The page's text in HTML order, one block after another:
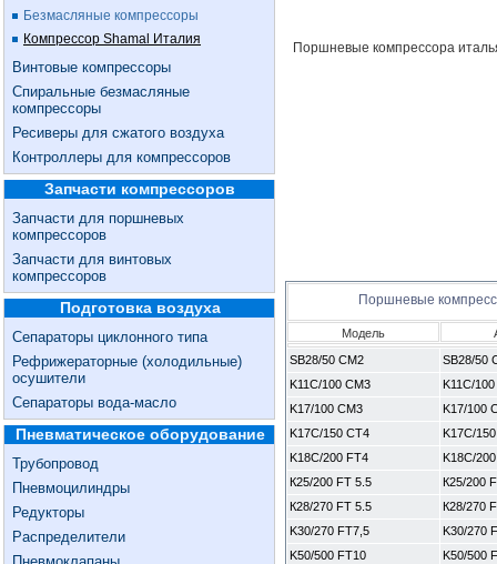
Безмасляные компрессоры
Компрессор Shamal Италия
Винтовые компрессоры
Спиральные безмасляные
компрессоры
Ресиверы для сжатого воздуха
Контроллеры для компрессоров
Запчасти компрессоров
Запчасти для поршневых
компрессоров
Запчасти для винтовых
компрессоров
Подготовка воздуха
Сепараторы циклонного типа
Рефрижераторные (холодильные)
осушители
Сепараторы вода-масло
Пневматическое оборудование
Трубопровод
Пневмоцилиндры
Редукторы
Распределители
Поршневые компрессора
Поршневые
Модель
SB28/50 CM2
SB28/50
K11C/100 CM3
K11C/
K17/100 CM3
K17/100
K17C/150 CT4
K17C/
K18C/200 FT4
K18C/
К25/200 FT 5.5
К25/200
К28/270 FT 5.5
К28/270
K30/270 FT7,5
K30/270
K50/500 FT10
K50/500